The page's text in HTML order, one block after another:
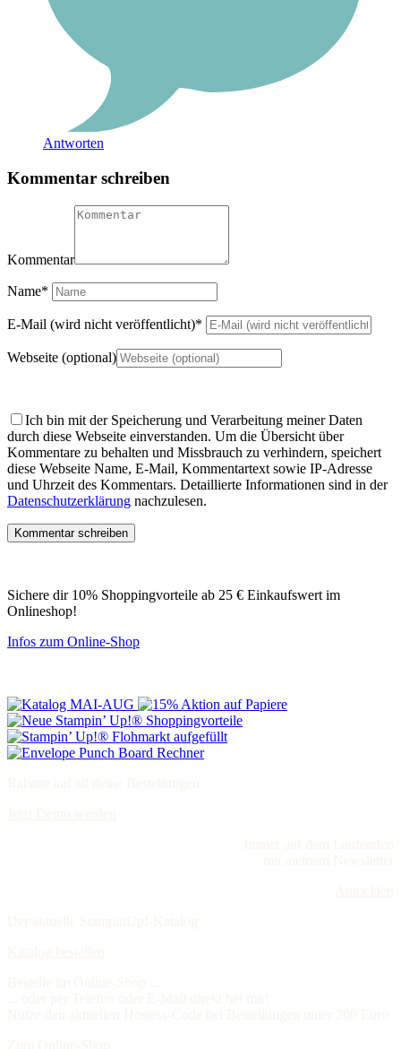
Antworten
Kommentar schreiben
Kommentar
Name*
E-Mail (wird nicht veröffentlicht)*
Webseite (optional)
Ich bin mit der Speicherung und Verarbeitung meiner Daten
durch diese Webseite einverstanden. Um die Übersicht über
Kommentare zu behalten und Missbrauch zu verhindern, speichert
diese Webseite Name, E-Mail, Kommentartext sowie IP-Adresse
und Uhrzeit des Kommentars. Detaillierte Informationen sind in der
Datenschutzerklärung nachzulesen.
Sichere dir 10% Shoppingvorteile ab 25 € Einkaufswert im
Onlineshop!
Infos zum Online-Shop